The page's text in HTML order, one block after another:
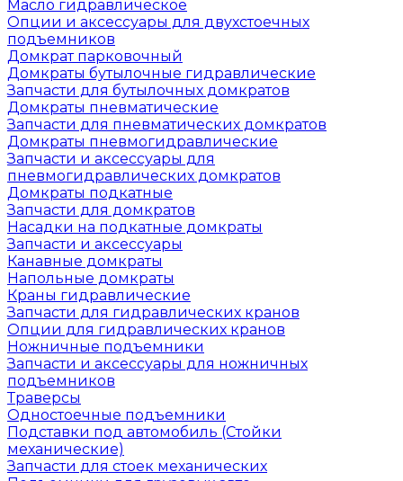
Масло гидравлическое
Опции и аксессуары для двухстоечных
подъемников
Домкрат парковочный
Домкраты бутылочные гидравлические
Запчасти для бутылочных домкратов
Домкраты пневматические
Запчасти для пневматических домкратов
Домкраты пневмогидравлические
Запчасти и аксессуары для
пневмогидравлических домкратов
Домкраты подкатные
Запчасти для домкратов
Насадки на подкатные домкраты
Запчасти и аксессуары
Канавные домкраты
Напольные домкраты
Краны гидравлические
Запчасти для гидравлических кранов
Опции для гидравлических кранов
Ножничные подъемники
Запчасти и аксессуары для ножничных
подъемников
Траверсы
Одностоечные подъемники
Подставки под автомобиль (Стойки
механические)
Запчасти для стоек механических